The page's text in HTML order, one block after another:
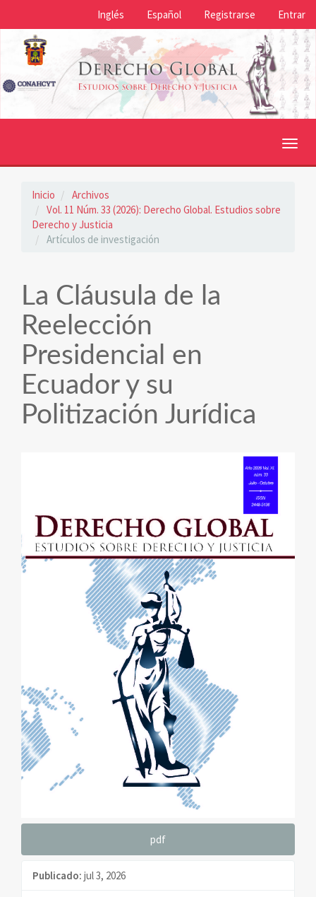
Contenido
principal
Barra
lateral
Inglés Español Registrarse Entrar
Inicio
Archivos
Vol. 11 Núm. 33 (2026): Derecho Global. Estudios sobre
Derecho y Justicia
Artículos de investigación
La Cláusula de la
Reelección
Presidencial en
Ecuador y su
Politización Jurídica
del
artículo
pdf
Publicado: jul 3, 2026